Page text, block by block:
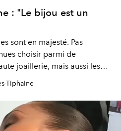
: "Le bijou est un
sont en majesté. Pas
choisir parmi de
joaillerie, mais aussi les
sans cesse la tradition et
merveilleuses.
Tiphaine